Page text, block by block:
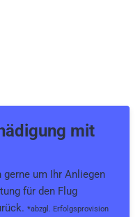
mit
um Ihr Anliegen
für den Flug
*abzgl. Erfolgsprovision